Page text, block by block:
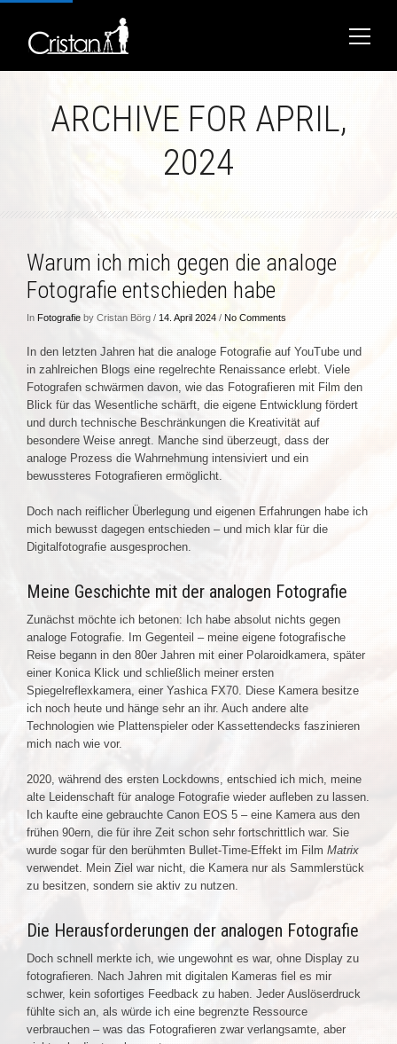
ARCHIVE FOR APRIL,
2024
Warum ich mich gegen die analoge
Fotografie entschieden habe
In Fotografie by Cristan Börg / 14. April 2024 / No Comments
In den letzten Jahren hat die analoge Fotografie auf YouTube und
in zahlreichen Blogs eine regelrechte Renaissance erlebt. Viele
Fotografen schwärmen davon, wie das Fotografieren mit Film den
Blick für das Wesentliche schärft, die eigene Entwicklung fördert
und durch technische Beschränkungen die Kreativität auf
besondere Weise anregt. Manche sind überzeugt, dass der
analoge Prozess die Wahrnehmung intensiviert und ein
bewussteres Fotografieren ermöglicht.
Doch nach reiflicher Überlegung und eigenen Erfahrungen habe ich
mich bewusst dagegen entschieden – und mich klar für die
Digitalfotografie ausgesprochen.
Meine Geschichte mit der analogen Fotografie
Zunächst möchte ich betonen: Ich habe absolut nichts gegen
analoge Fotografie. Im Gegenteil – meine eigene fotografische
Reise begann in den 80er Jahren mit einer Polaroidkamera, später
einer Konica Klick und schließlich meiner ersten
Spiegelreflexkamera, einer Yashica FX70. Diese Kamera besitze
ich noch heute und hänge sehr an ihr. Auch andere alte
Technologien wie Plattenspieler oder Kassettendecks faszinieren
mich nach wie vor.
2020, während des ersten Lockdowns, entschied ich mich, meine
alte Leidenschaft für analoge Fotografie wieder aufleben zu lassen.
Ich kaufte eine gebrauchte Canon EOS 5 – eine Kamera aus den
frühen 90ern, die für ihre Zeit schon sehr fortschrittlich war. Sie
wurde sogar für den berühmten Bullet-Time-Effekt im Film Matrix
verwendet. Mein Ziel war nicht, die Kamera nur als Sammlerstück
zu besitzen, sondern sie aktiv zu nutzen.
Die Herausforderungen der analogen Fotografie
Doch schnell merkte ich, wie ungewohnt es war, ohne Display zu
fotografieren. Nach Jahren mit digitalen Kameras fiel es mir
schwer, kein sofortiges Feedback zu haben. Jeder Auslöserdruck
fühlte sich an, als würde ich eine begrenzte Ressource
verbrauchen – was das Fotografieren zwar verlangsamte, aber